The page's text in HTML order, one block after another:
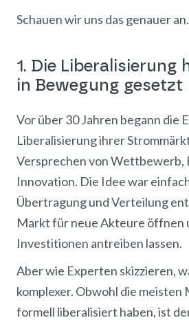
Schauen wir uns das genauer an.
1. Die Liberalisierung
in Bewegung gesetzt
Vor über 30 Jahren begann die
Liberalisierung ihrer
Versprechen von Wettbewerb,
Innovation. Die Idee war
Übertragung und Verteilung
Markt für neue Akteure öffnen
Investitionen antreiben lassen.
Aber wie Experten skizzieren,
komplexer. Obwohl die
formell liberalisiert haben, ist